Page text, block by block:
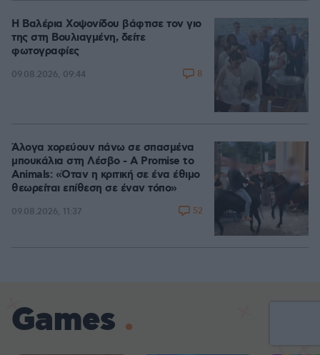
Η Βαλέρια Χοψονίδου βάφτισε τον γιο
της στη Βουλιαγμένη, δείτε
φωτογραφίες
09.08.2026, 09:44 8
Άλογα χορεύουν πάνω σε σπασμένα
μπουκάλια στη Λέσβο - A Promise to
Animals: «Όταν η κριτική σε ένα έθιμο
θεωρείται επίθεση σε έναν τόπο»
09.08.2026, 11:37 52
Games